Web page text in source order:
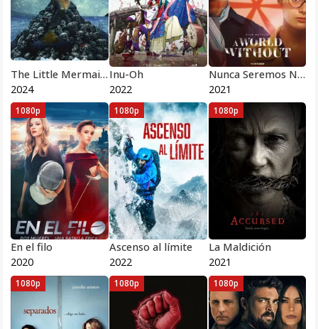
The Little Mermaid 2024
2024
Inu-Oh
2022
Nunca Seremos Novias
2021
En el filo
2020
1080p
Ascenso al límite
2022
1080p
La Maldición
2021
1080p
1080p 1080p 1080p